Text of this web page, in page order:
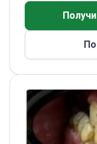
Франции и
Ведет